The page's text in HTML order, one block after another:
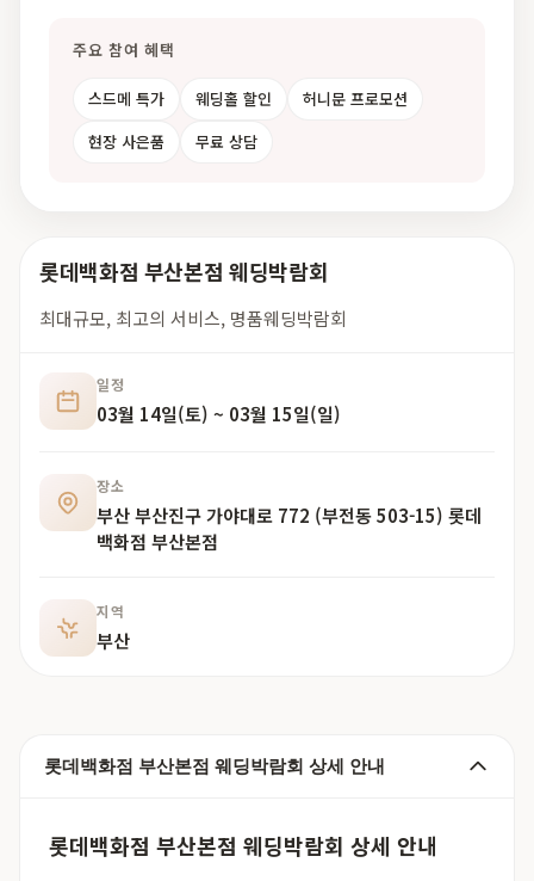
주요 참여 혜택
스드메 특가 웨딩홀 할인
허니문 프로모션
현장 사은품
무료 상담
롯데백화점 부산본점 웨딩박람회
최대규모, 최고의 서비스, 명품웨딩박람회
일정
03월 14일(토) ~ 03월 15일(일)
장소
부산 부산진구 가야대로 772 (부전동 503-15) 롯데
백화점 부산본점
지역
부산
롯데백화점 부산본점 웨딩박람회 상세 안내
롯데백화점 부산본점 웨딩박람회 상세 안내